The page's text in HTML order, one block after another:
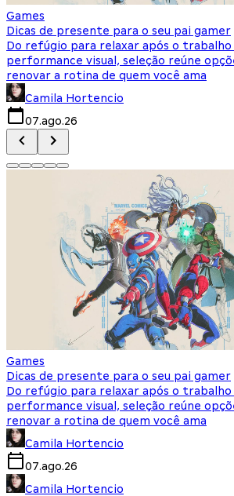
Games
Dicas de presente para o seu pai gamer
Do refúgio para relaxar após o
performance visual, seleção reúne
renovar a rotina de quem você ama
Camila Hortencio
07.ago.26
Games
Dicas de presente para o seu pai gamer
Do refúgio para relaxar após o
performance visual, seleção reúne
renovar a rotina de quem você ama
Camila Hortencio
07.ago.26
Camila Hortencio